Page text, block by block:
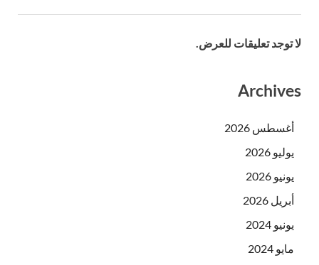
لا توجد تعليقات للعرض.
Archives
أغسطس 2026
يوليو 2026
يونيو 2026
أبريل 2026
يونيو 2024
مايو 2024